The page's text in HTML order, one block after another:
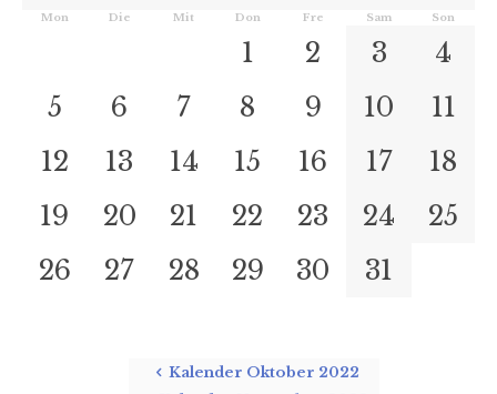
Mon Die Mit Don Fre Sam Son
1 2 3
4
5
6 7 8 9 10
11
12
13 14 15 16 17
18
19
20 21 22 23 24
25
26
27 28 29 30 31
Kalender Oktober 2022